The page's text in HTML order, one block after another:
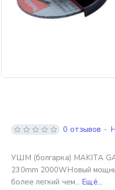
УШМ (болгарка) MAKITA
230mm 2000WНовый
более легкий чем... Ещё...
0 отзывов -